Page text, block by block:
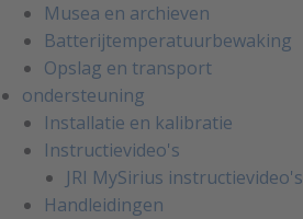
Musea en archieven
Batterijtemperatuurbewaking
Opslag en transport
ondersteuning
Installatie en kalibratie
Instructievideo's
JRI MySirius instructievideo's
Handleidingen